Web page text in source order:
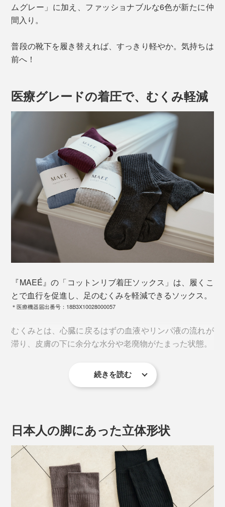
ムグレー」に加え、ファッショナブルな6色が新たに仲
間入り。
普段の靴下を履き替えれば、すっきり軽やか。気持ちは
前へ！
医療グレードの着圧で、むくみ軽減
『MAEÉ』の「コットンリブ着圧ソックス」は、履くこ
とで血行を促進し、足のむくみを軽減できるソックス。
＊医療機器届出番号：18B3X10028000057
むくみとは、心臓に戻るはずの血液やリンパ液の流れが
滞り、皮膚の下に余分な水分や老廃物がたまった状態。
本品は、足首が28hPa（21mmHg）、ふくらはぎが
21hPa（16mmHg）。
続きを読む
日本人の脚にあった立体形状